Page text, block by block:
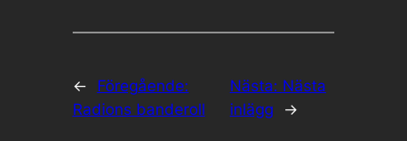
←
Föregående:
Radions banderoll
Nästa: Nästa
inlägg
→